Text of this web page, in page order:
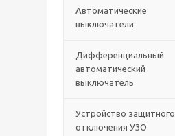
Автоматические
выключатели
Дифференциальный
автоматический
выключатель
Устройство защитного
отключения УЗО